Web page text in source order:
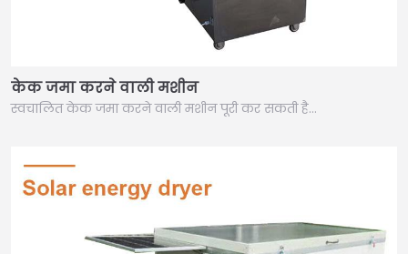
केक जमा करने वाली मशीन
स्वचालित केक जमा करने वाली मशीन पूरी कर सकती है…